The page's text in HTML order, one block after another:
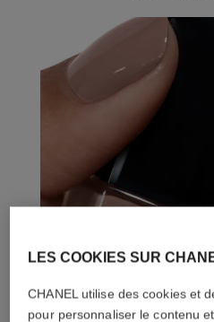
LES COOKIES SUR
CHANEL utilise des cookies et
pour personnaliser le contenu